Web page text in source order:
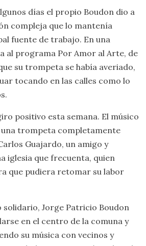
días el propio Boudon dio a
compleja que lo mantenía
fuente de trabajo. En una
al programa Por Amor al Arte, de
su trompeta se había averiado,
tocando en las calles como lo
positivo esta semana. El músico
trompeta completamente
Guajardo, un amigo y
iglesia que frecuenta, quien
que pudiera retomar su labor
solidario, Jorge Patricio Boudon
en el centro de la comuna y
su música con vecinos y